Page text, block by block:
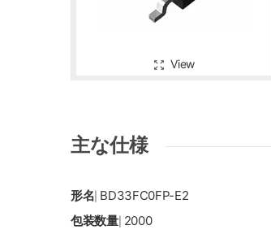
View
主な仕様
形名 BD33FC0FP-E2
包装数量| 2000